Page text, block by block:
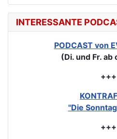
INTERESSANTE
PODCAST von
(Di. und Fr. ab
+++
"Die
+++